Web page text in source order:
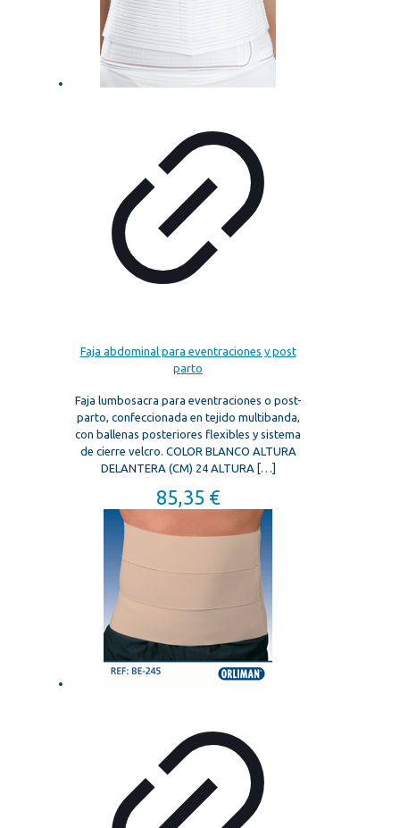
Faja abdominal para eventraciones y post
parto
Faja lumbosacra para eventraciones o post-
parto, confeccionada en tejido multibanda,
con ballenas posteriores flexibles y sistema
de cierre velcro. COLOR BLANCO ALTURA
DELANTERA (CM) 24 ALTURA […]
85,35 €